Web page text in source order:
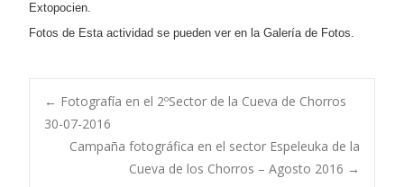
Extopocien.
Fotos de Esta actividad se pueden ver en la Galería de Fotos.
Navegación
← Fotografía en el 2ºSector de la Cueva de Chorros
30-07-2016
Campaña fotográfica en el sector Espeleuka de la
Cueva de los Chorros – Agosto 2016 →